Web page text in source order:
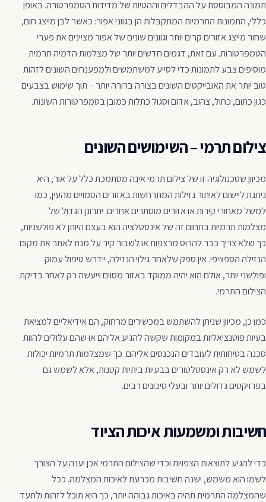
תמונה המבוססת על ההבדלים וההטיות של מדידות הטמפרטורה. באופן
כללי, התמונות התרמיות המתקבלות הן בגווני אפור: כאשר לבן מייצג חום,
שחור מייצג אזורים קרים יותר וגוונים שונים של אפור מציינים את פערי
הטמפרטורות. עם זאת, דגמים חדשים יותר של מצלמות הדמיה תרמית
מוסיפים צבע לתמונות כדי לסייע למשתמשים ולמפענחים השונים לזהות
טוב יותר את האובייקטים השונים בצורה ברורה יותר – תוך שימוש בצבעים
כגון כתום, כחול, צהוב, אדום וסגול כתלות כמובן בטמפרטורות השונות.
צילום תרמי – השימושים השונים
מכיוון שטכנולוגיה זו של צילום תרמי אינה מסתמכת כלל על אור, היא
ניתנת ליישום לאיתור נזילות המתרחשות באזורים הסמויים מהעין, כמו
למשל מאחורי קירות או אזורים מוסתרים אחרים. יתרונן הגדול של
מצלמות תרמיות בתחום זה של אינסטלציה הוא בעצם היותן לא פולשניות,
כך שלא צריך כבר להרוס מרצפות או לשבור קיר על מנת לאתר את מקום
הנזילה הספציפי. אין ספק שלאחר גילוי הנזילה, יידרש טיפול עמוק
ופולשני יותר, אולם הוא יהיה ממוקד באזור מסוים וייעשה רק לאחר בדיקת
הצילום התרמי.
כמו כן, מכיוון שניתן להשתמש במכשירים מרחוק, הם אידיאליים למציאת
בעיות פוטנציאליות במקומות שקשה להגיע אליהם או שהם עלולים להוות
סכנה בטיחותית לעובדים הנכנסים אליהם. כך שמצלמות תרמיות יכולות
לשמש לא רק אינסטלטורים בבעיות ביתיות קטנות, אלא לשמש גם
בפרויקטים גדולים יותר ובעלי סיכונים רבים.
חשיבות ומשמעות איכות הציוד
כדי להגיע לתוצאות הצפויות וכדי שהצילום התרמי אכן יענה על הצורך
לשמו הוא משמש, ישנה חשיבות מכרעת לאיכות המצלמה. ככל
שהמצלמה התרמית תהיה באיכות גבוהה יותר, כך היא תוכל לזהות ולתעד